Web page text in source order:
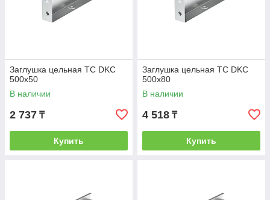
Заглушка цельная ТС DKC
500х50
В наличии
2 737 ₸
Купить
Заглушка цельная ТС DKC
500х80
В наличии
4 518 ₸
Купить